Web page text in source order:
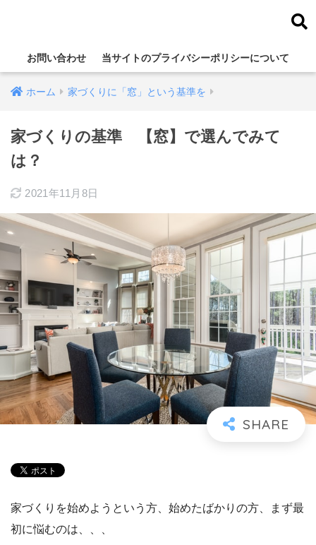
お問い合わせ 当サイトのプライバシーポリシーについて
ホーム 家づくりに「窓」という基準を
家づくりの基準 【窓】で選んでみて
は？
2021年11月8日
家づくりを始めようという方、始めたばかりの方、まず最
初に悩むのは、、、